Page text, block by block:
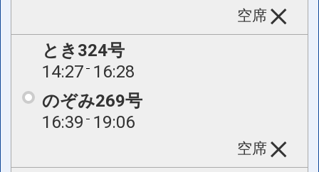
空席
とき324号
14:27 16:28
のぞみ269号
16:39 19:06
空席